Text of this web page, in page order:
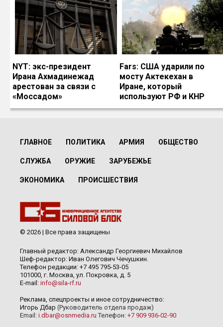
NYT: экс-президент
Ирана Ахмадинежад
арестован за связи с
«Моссадом»
Fars: США ударили по
мосту Актекехан в
Иране, который
используют РФ и КНР
ГЛАВНОЕ ПОЛИТИКА АРМИЯ ОБЩЕСТВО
СЛУЖБА ОРУЖИЕ ЗАРУБЕЖЬЕ
ЭКОНОМИКА ПРОИСШЕСТВИЯ
© 2026 | Все права защищены
Главный редактор: Александр Георгиевич Михайлов
Шеф-редактор: Иван Олегович Чечушкин.
Телефон редакции: +7 495 795-53-05
101000, г. Москва, ул. Покровка, д. 5
E-mail: info@sila-rf.ru
Реклама, спецпроекты и иное сотрудничество:
Игорь Дбар (Руководитель отдела продаж)
Email: i.dbar@osnmedia.ru Телефон: +7 909 936-02-90